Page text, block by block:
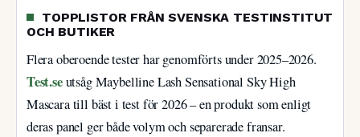
TOPPLISTOR FRÅN SVENSKA TESTINSTITUT
OCH BUTIKER
Flera oberoende tester har genomförts under 2025–2026.
Test.seutsåg Maybelline Lash Sensational Sky High
Mascara till bäst i test för 2026 – en produkt som enligt
deras panel ger både volym och separerade fransar.